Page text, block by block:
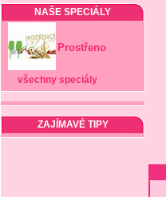
NAŠE SPECIÁLY
Prostřeno
všechny speciály
ZAJÍMAVÉ TIPY